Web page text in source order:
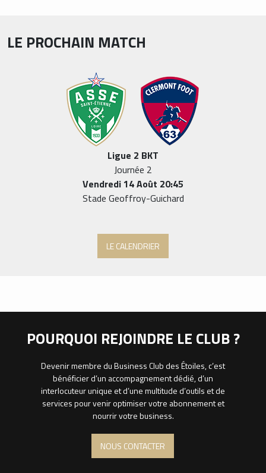
LE PROCHAIN MATCH
Ligue 2 BKT
Journée 2
Vendredi 14 Août 20:45
Stade Geoffroy-Guichard
LE CALENDRIER
POURQUOI REJOINDRE LE CLUB ?
Devenir membre du Business Club des Étoiles, c’est
bénéficier d’un accompagnement dédié, d’un
interlocuteur unique et d’une multitude d’outils et de
services pour venir optimiser votre abonnement et
nourrir votre business.
NOUS CONTACTER